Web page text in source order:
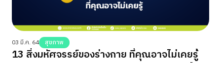
03 มี.ค. 64 สุขภาพ
13 สิ่งมหัศจรรย์ของร่างกาย ที่คุณอาจไม่เคยรู้